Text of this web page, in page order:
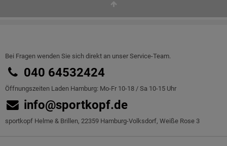
Bei Fragen wenden Sie sich direkt an unser Service-Team.
040 64532424
Öffnungszeiten Laden Hamburg: Mo-Fr 10-18 / Sa 10-15 Uhr
info@sportkopf.de
sportkopf Helme & Brillen, 22359 Hamburg-Volksdorf, Weiße Rose 3